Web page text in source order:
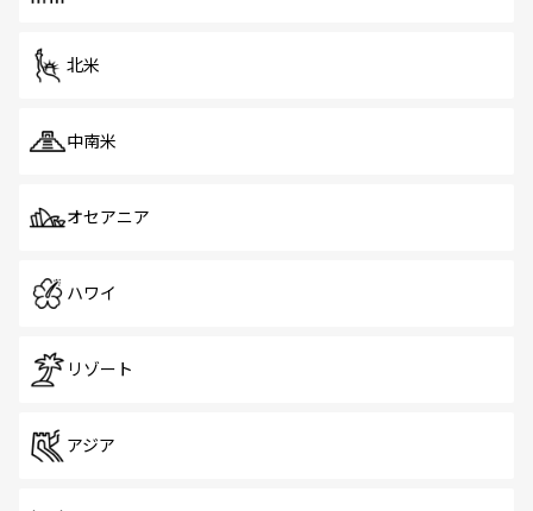
北米
中南米
オセアニア
ハワイ
リゾート
アジア